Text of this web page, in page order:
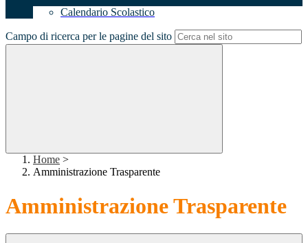
Calendario Scolastico
Campo di ricerca per le pagine del sito
Home >
Amministrazione Trasparente
Amministrazione Trasparente